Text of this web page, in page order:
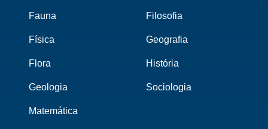
Fauna
Física
Flora
Geologia
Matemática
Filosofia
Geografia
História
Sociologia